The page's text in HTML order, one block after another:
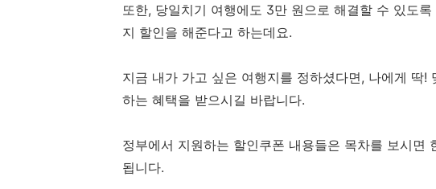
또한, 당일치기 여행에도 3만 원으로 해결할 수 있도
지 할인을 해준다고 하는데요.
지금 내가 가고 싶은 여행지를 정하셨다면, 나에게 딱!
하는 혜택을 받으시길 바랍니다.
정부에서 지원하는 할인쿠폰 내용들은 목차를 보시면
됩니다.